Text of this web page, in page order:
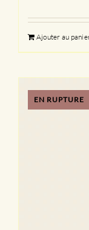
Ajouter au
EN RUPTURE